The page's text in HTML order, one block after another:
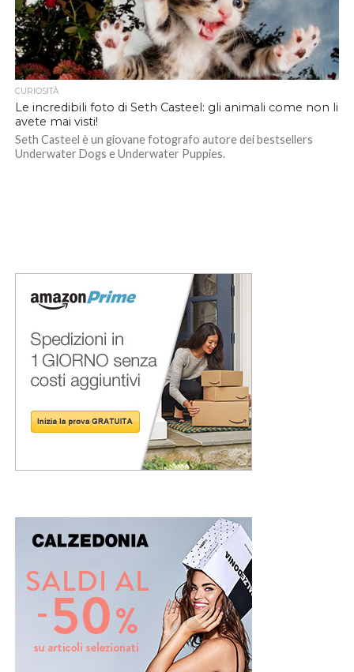
CURIOSITÀ
Le incredibili foto di Seth Casteel: gli animali come non li
avete mai visti!
Seth Casteel è un giovane fotografo autore dei bestsellers
Underwater Dogs e Underwater Puppies.